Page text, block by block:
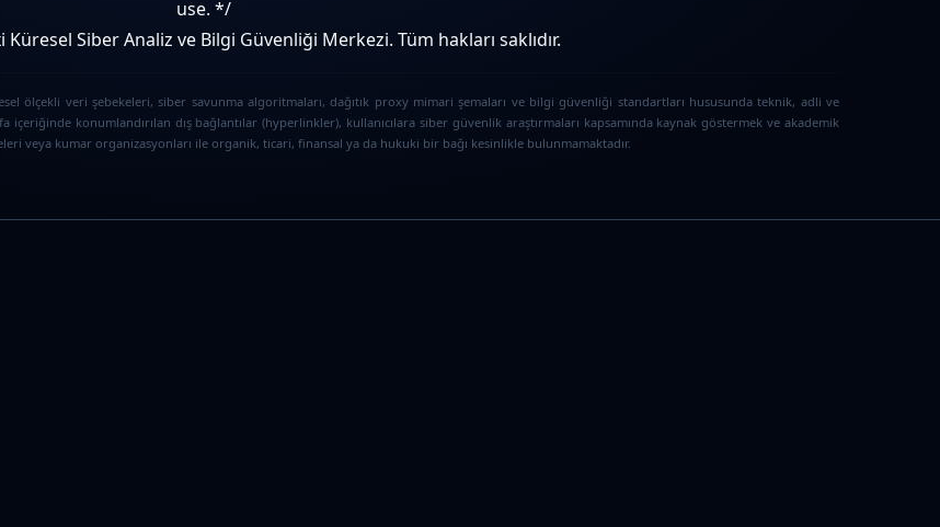
use. */
Siber Analiz ve Bilgi Güvenliği Merkezi. Tüm hakları saklıdır.
ölçekli veri şebekeleri, siber savunma algoritmaları, dağıtık proxy mimari şemaları ve bilgi güvenliği standartları hususunda teknik, adli ve
içeriğinde konumlandırılan dış bağlantılar (hyperlinkler), kullanıcılara siber güvenlik araştırmaları kapsamında kaynak göstermek ve akademik
veya kumar organizasyonları ile organik, ticari, finansal ya da hukuki bir bağı kesinlikle bulunmamaktadır.